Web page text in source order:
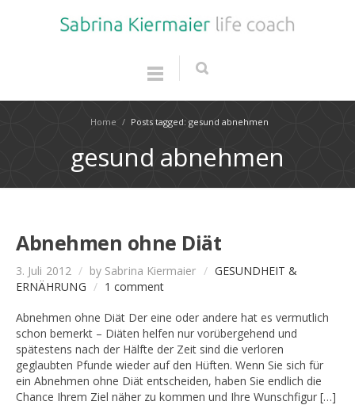
Home / Posts tagged: gesund abnehmen
gesund abnehmen
Abnehmen ohne Diät
3. Juli 2012 / by Sabrina Kiermaier / GESUNDHEIT &
ERNÄHRUNG / 1 comment
Abnehmen ohne Diät Der eine oder andere hat es vermutlich
schon bemerkt – Diäten helfen nur vorübergehend und
spätestens nach der Hälfte der Zeit sind die verloren
geglaubten Pfunde wieder auf den Hüften. Wenn Sie sich für
ein Abnehmen ohne Diät entscheiden, haben Sie endlich die
Chance Ihrem Ziel näher zu kommen und Ihre Wunschfigur […]